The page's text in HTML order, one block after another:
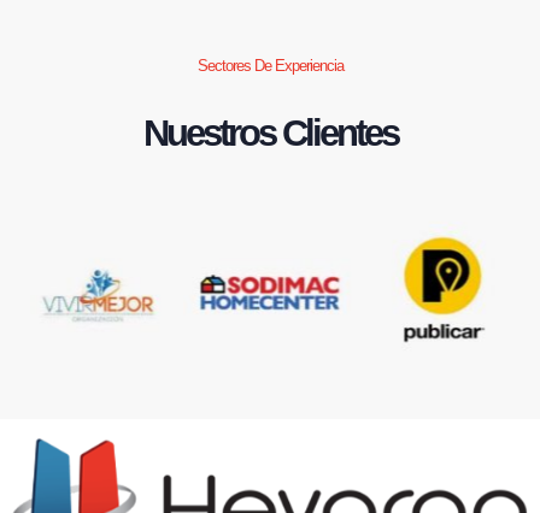
Sectores De Experiencia
Nuestros Clientes